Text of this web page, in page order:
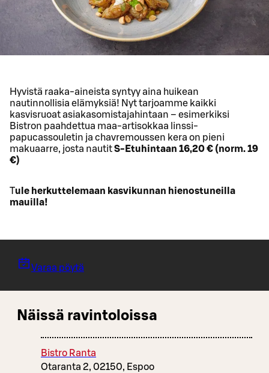
Hyvistä raaka-aineista syntyy aina huikean
nautinnollisia elämyksiä! Nyt tarjoamme kaikki
kasvisruoat asiakasomistajahintaan – esimerkiksi
Bistron paahdettua maa-artisokkaa linssi-
papucassouletin ja chavremoussen kera on pieni
makuaarre, josta nautitS-Etuhintaan 16,20 € (norm. 19
€)
Tule herkuttelemaan kasvikunnan hienostuneilla
mauilla!
Varaa pöytä
Näissä ravintoloissa
Bistro Ranta
Otaranta 2, 02150, Espoo